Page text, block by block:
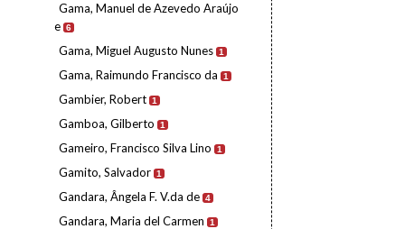
Gama, Manuel de Azevedo Araújo
e 6
Gama, Miguel Augusto Nunes 1
Gama, Raimundo Francisco da 1
Gambier, Robert 1
Gamboa, Gilberto 1
Gameiro, Francisco Silva Lino 1
Gamito, Salvador 1
Gandara, Ângela F. V.da de 4
Gandara, Maria del Carmen 1